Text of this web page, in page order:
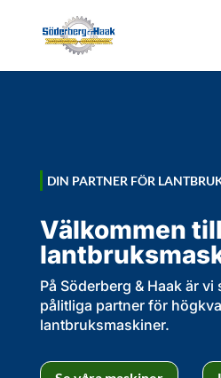
DIN PARTNER FÖR
Välkommen
På Söderberg & Haak är
pålitliga partner för
lantbruksmaskiner.